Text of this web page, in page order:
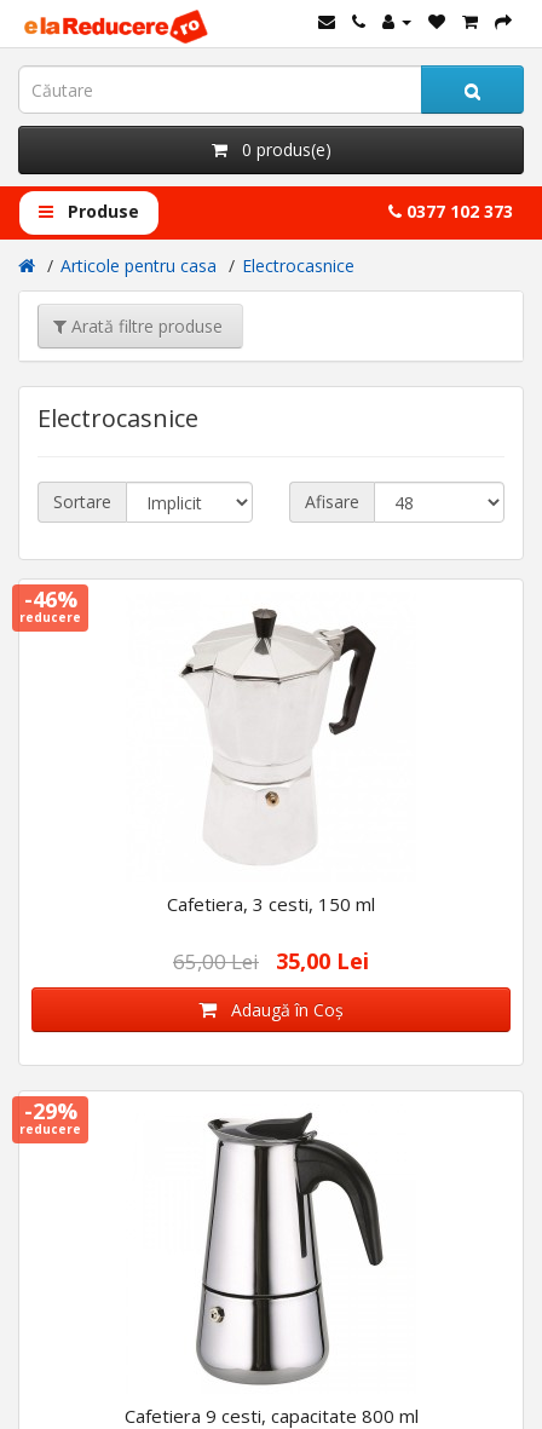
0 produs(e)
Produse 0377 102 373
Articole pentru casa Electrocasnice
Arată filtre produse
Electrocasnice
Sortare Afisare
-46%
reducere
Cafetiera, 3 cesti, 150 ml
65,00 Lei 35,00 Lei
Adaugă în Coş
-29%
reducere
Cafetiera 9 cesti, capacitate 800 ml